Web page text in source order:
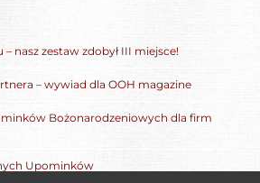
nasz zestaw zdobył III miejsce!
– wywiad dla OOH magazine
Bożonarodzeniowych dla firm
Upominków